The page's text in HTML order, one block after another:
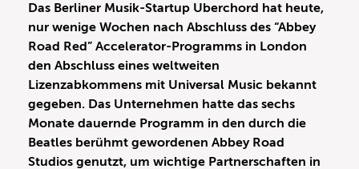
Das Berliner Musik-Startup Uberchord hat heute,
nur wenige Wochen nach Abschluss des “Abbey
Road Red” Accelerator-Programms in London
den Abschluss eines weltweiten
Lizenzabkommens mit Universal Music bekannt
gegeben. Das Unternehmen hatte das sechs
Monate dauernde Programm in den durch die
Beatles berühmt gewordenen Abbey Road
Studios genutzt, um wichtige Partnerschaften in